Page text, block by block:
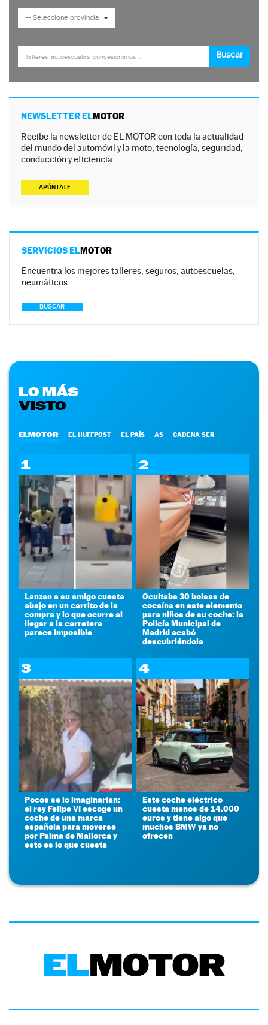
NEWSLETTER ELMOTOR
Recibe la newsletter de EL MOTOR con toda la actualidad
del mundo del automóvil y la moto, tecnología, seguridad,
conducción y eficiencia.
APÚNTATE
SERVICIOS ELMOTOR
Encuentra los mejores talleres, seguros, autoescuelas,
neumáticos…
BUSCAR
LO MÁS
VISTO
ELMOTOR EL HUFFPOST EL PAÍS AS CADENA SER
1
Lanzan a su amigo cuesta
abajo en un carrito de la
compra y lo que ocurre al
llegar a la carretera
parece imposible
2
Ocultaba 30 bolsas de
cocaína en este elemento
para niños de su coche: la
Policía Municipal de
Madrid acabó
descubriéndola
3
Pocos se lo imaginarían:
el rey Felipe VI escoge un
coche de una marca
española para moverse
por Palma de Mallorca y
esto es lo que cuesta
4
Este coche eléctrico
cuesta menos de 14.000
euros y tiene algo que
muchos BMW ya no
ofrecen